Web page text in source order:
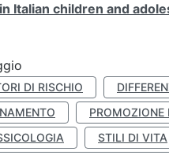
children and
DI RISCHIO
PROMOZIONE
STILI DI VITA